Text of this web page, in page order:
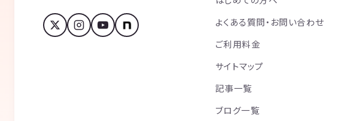
よくある質問・お問い合わせ
ご利用料金
サイトマップ
記事一覧
ブログ一覧